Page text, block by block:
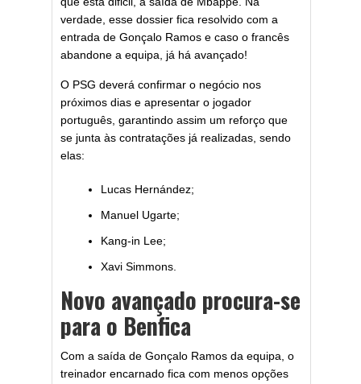
verdade, esse dossier fica resolvido com a
entrada de Gonçalo Ramos e caso o francês
abandone a equipa, já há avançado!
O PSG deverá confirmar o negócio nos
próximos dias e apresentar o jogador
português, garantindo assim um reforço que
se junta às contratações já realizadas, sendo
elas:
Lucas Hernández;
Manuel Ugarte;
Kang-in Lee;
Xavi Simmons.
Novo avançado procura-se
para o Benfica
Com a saída de Gonçalo Ramos da equipa, o
treinador encarnado fica com menos opções